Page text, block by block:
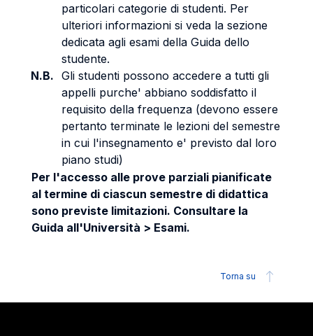
particolari categorie di studenti. Per
ulteriori informazioni si veda la sezione
dedicata agli esami della Guida dello
studente.
N.B. Gli studenti possono accedere a tutti gli
appelli purche' abbiano soddisfatto il
requisito della frequenza (devono essere
pertanto terminate le lezioni del semestre
in cui l'insegnamento e' previsto dal loro
piano studi)
Per l'accesso alle prove parziali pianificate
al termine di ciascun semestre di didattica
sono previste limitazioni. Consultare la
Guida all'Università > Esami.
Torna su